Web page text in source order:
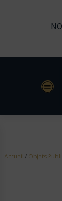
Accueil / Objets